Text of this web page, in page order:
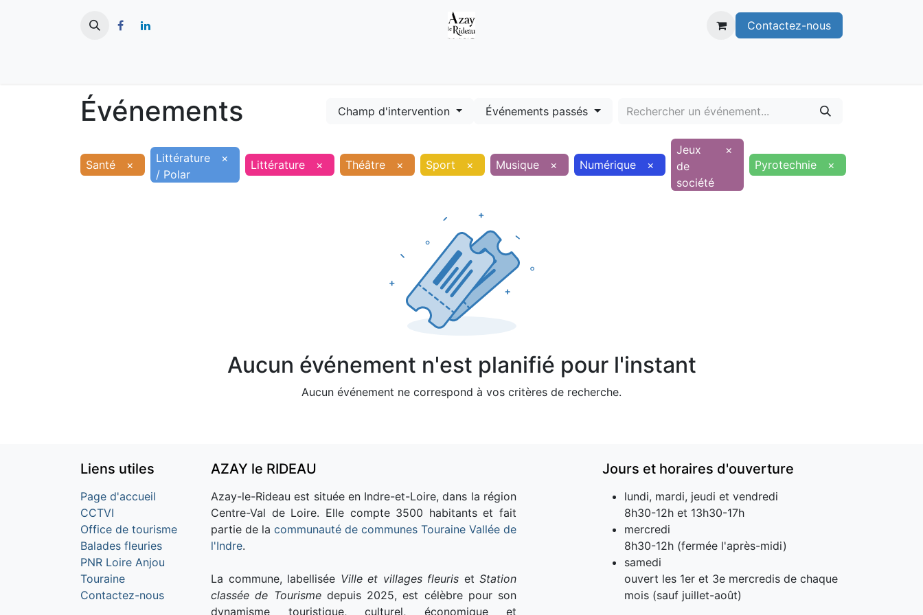
Contactez-nous
Événements Champ d'intervention Événements passés
Santé ×
Littérature
/ Polar
× Littérature × Théâtre × Sport × Musique × Numérique ×
Jeux
de
société
×
Pyrotechnie
×
Aucun événement n'est planifié pour l'instant
Aucun événement ne correspond à vos critères de recherche.
Liens utiles
Page d'accueil
CCTVI
Office de tourisme
Balades fleuries
PNR Loire Anjou
Touraine
Contactez-nous
AZAY le RIDEAU
Azay-le-Rideau est située en Indre-et-Loire, dans la région
Centre-Val de Loire. Elle compte 3500 habitants et fait
partie de la communauté de communes Touraine Vallée de
l'Indre.
La commune, labellisée Ville et villages fleuris et Station
classée de Tourismedepuis 2025, est célèbre pour son
dynamisme touristique, culturel, économique et
Jours et horaires d'ouverture
lundi, mardi, jeudi et vendredi
8h30-12h et 13h30-17h
mercredi
8h30-12h (fermée l'après-midi)
samedi
ouvert les 1er et 3e mercredis de chaque
mois (sauf juillet-août)